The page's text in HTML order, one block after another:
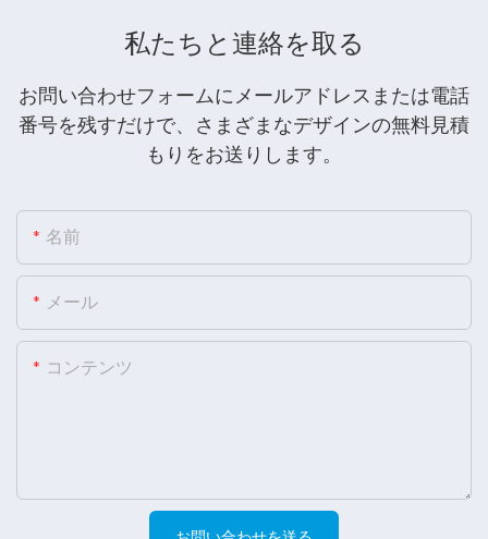
私たちと連絡を取る
お問い合わせフォームにメールアドレスまたは電話
番号を残すだけで、さまざまなデザインの無料見積
もりをお送りします。
名前
メール
コンテンツ